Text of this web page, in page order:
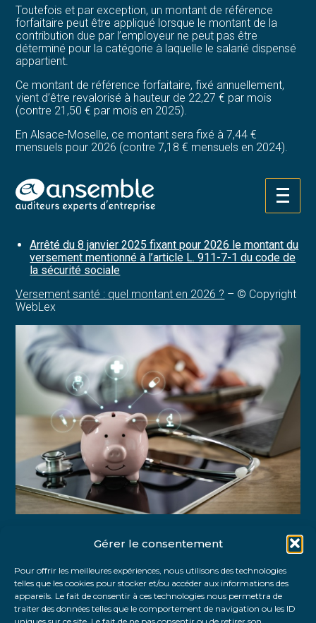
Gérer le consentement
Pour offrir les meilleures expériences, nous utilisons des technologies
telles que les cookies pour stocker et/ou accéder aux informations des
appareils. Le fait de consentir à ces technologies nous permettra de
traiter des données telles que le comportement de navigation ou les ID
Aller
au
Toutefois et par exception, un montant de référence
forfaitaire peut être appliqué lorsque le montant de la
contribution due par l’employeur ne peut pas être
déterminé pour la catégorie à laquelle le salarié dispensé
appartient.
Ce montant de référence forfaitaire, fixé annuellement,
vient d’être revalorisé à hauteur de 22,27 € par mois
(contre 21,50 € par mois en 2025).
En Alsace-Moselle, ce montant sera fixé à 7,44 €
mensuels pour 2026 (contre 7,18 € mensuels en 2024).
notamment dans l’hypothèse d’un travail à temps partiel
du salarié dispensé.
Arrêté du 8 janvier 2025 fixant pour 2026 le montant du
versement mentionné à l’article L. 911-7-1 du code de
la sécurité sociale
Versement santé : quel montant en 2026 ? – © Copyright
WebLex
FaceBook
TwitterLinkedIn